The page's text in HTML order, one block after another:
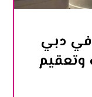
في دبي